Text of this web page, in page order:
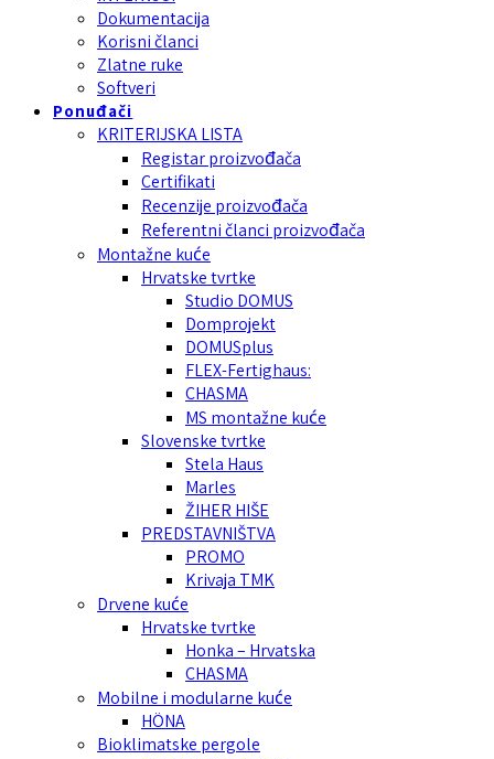
Dokumentacija
Korisni članci
Zlatne ruke
Softveri
Ponuđači
KRITERIJSKA LISTA
Registar proizvođača
Certifikati
Recenzije proizvođača
Referentni članci proizvođača
Montažne kuće
Hrvatske tvrtke
Studio DOMUS
Domprojekt
DOMUSplus
FLEX-Fertighaus:
CHASMA
MS montažne kuće
Slovenske tvrtke
Stela Haus
Marles
ŽIHER HIŠE
PREDSTAVNIŠTVA
PROMO
Krivaja TMK
Drvene kuće
Hrvatske tvrtke
Honka – Hrvatska
CHASMA
Mobilne i modularne kuće
HÖNA
Bioklimatske pergole